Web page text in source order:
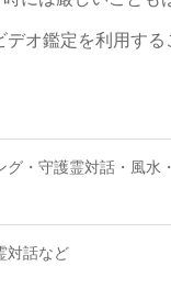
オ鑑定を利用す
・守護霊対話・風水
対話など